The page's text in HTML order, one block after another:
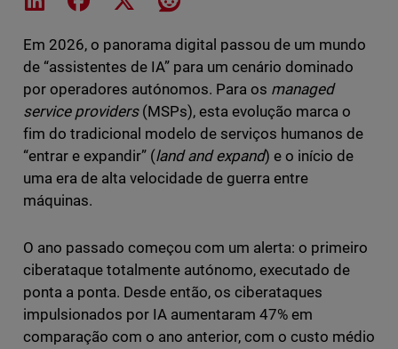
Em 2026, o panorama digital passou de um mundo
de “assistentes de IA” para um cenário dominado
por operadores autónomos. Para os managed
service providers(MSPs), esta evolução marca o
fim do tradicional modelo de serviços humanos de
“entrar e expandir” (land and expand) e o início de
uma era de alta velocidade de guerra entre
máquinas.
O ano passado começou com um alerta: o primeiro
ciberataque totalmente autónomo, executado de
ponta a ponta. Desde então, os ciberataques
impulsionados por IA aumentaram 47% em
comparação com o ano anterior, com o custo médio